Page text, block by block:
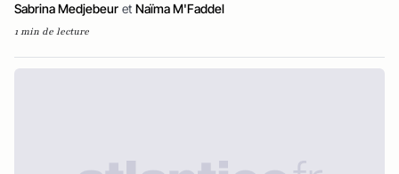
Sabrina Medjebeur et Naïma M'Faddel
1 min de lecture